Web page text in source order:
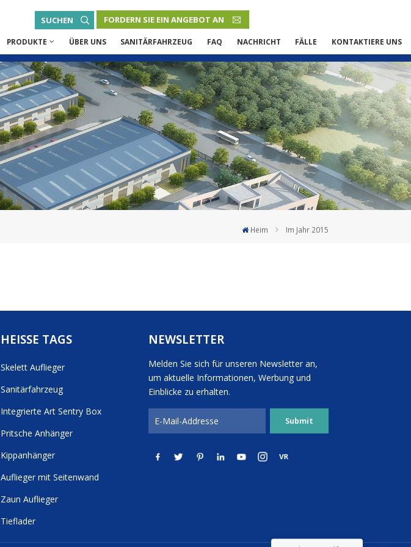
SUCHEN FORDERN SIE EIN ANGEBOT AN
English
French
Русский язык
Español
Português
Malay
PRODUKTE ÜBER UNS SANITÄRFAHRZEUG FAQ NACHRICHT FÄLLE KONTAKTIERE UNS
Heim Im Jahr 2015
HEISSE TAGS
Skelett Auflieger
Sanitärfahrzeug
Integrierte Art Sentry Box
Pritsche Anhänger
Kippanhänger
Auflieger mit Seitenwand
Zaun Auflieger
Tieflader
NEWSLETTER
Melden Sie sich für unseren Newsletter an,
um aktuelle Informationen, Werbung und
Einblicke zu erhalten.